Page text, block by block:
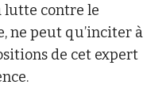
lutte contre le
ne peut qu’inciter à
de cet expert